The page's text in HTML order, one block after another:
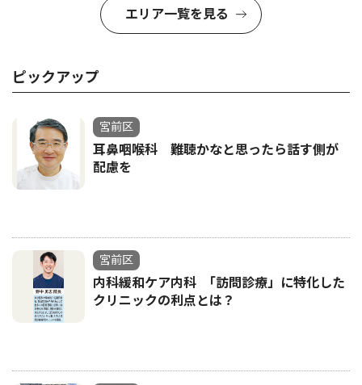
エリア一覧を見る
ピックアップ
宮前区
耳鼻咽喉科 難聴かなと思ったら話す側が
配慮を
宮前区
内科緩和ケア内科 ｢訪問診療」に特化した
クリニックの利点とは？